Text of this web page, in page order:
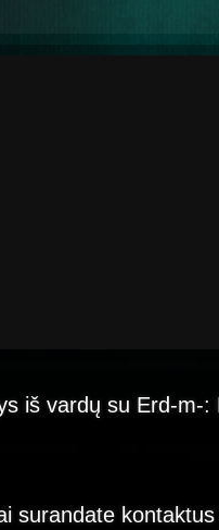
iš vardų su Erd-m-:
surandate